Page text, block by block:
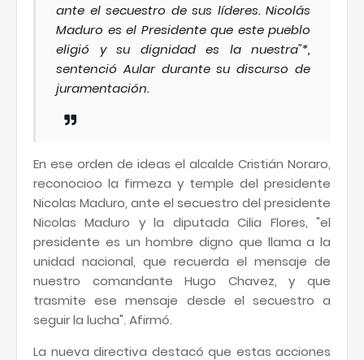
ante el secuestro de sus líderes. Nicolás
Maduro es el Presidente que este pueblo
eligió y su dignidad es la nuestra"*,
sentenció Aular durante su discurso de
juramentación.
En ese orden de ideas el alcalde Cristián Noraro,
reconocioo la firmeza y temple del presidente
Nicolas Maduro, ante el secuestro del presidente
Nicolas Maduro y la diputada Cilia Flores, "el
presidente es un hombre digno que llama a la
unidad nacional, que recuerda el mensaje de
nuestro comandante Hugo Chavez, y que
trasmite ese mensaje desde el secuestro a
seguir la lucha". Afirmó.
La nueva directiva destacó que estas acciones